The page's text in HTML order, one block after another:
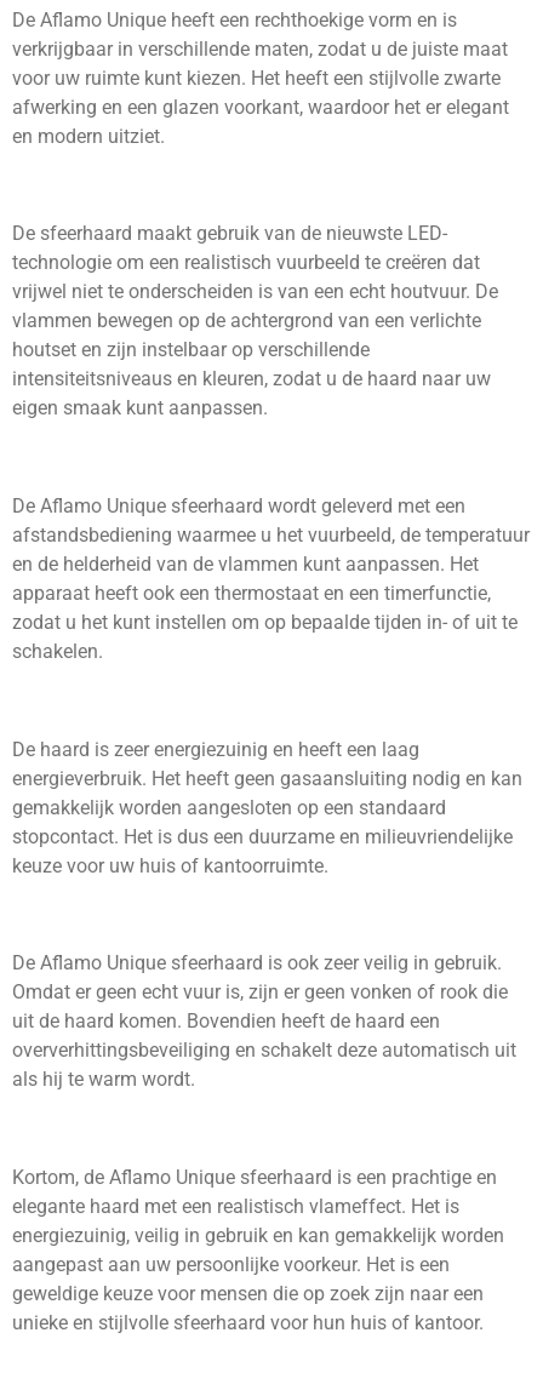
De Aflamo Unique heeft een rechthoekige vorm en is
verkrijgbaar in verschillende maten, zodat u de juiste maat
voor uw ruimte kunt kiezen. Het heeft een stijlvolle zwarte
afwerking en een glazen voorkant, waardoor het er elegant
en modern uitziet.
De sfeerhaard maakt gebruik van de nieuwste LED-
technologie om een realistisch vuurbeeld te creëren dat
vrijwel niet te onderscheiden is van een echt houtvuur. De
vlammen bewegen op de achtergrond van een verlichte
houtset en zijn instelbaar op verschillende
intensiteitsniveaus en kleuren, zodat u de haard naar uw
eigen smaak kunt aanpassen.
De Aflamo Unique sfeerhaard wordt geleverd met een
afstandsbediening waarmee u het vuurbeeld, de temperatuur
en de helderheid van de vlammen kunt aanpassen. Het
apparaat heeft ook een thermostaat en een timerfunctie,
zodat u het kunt instellen om op bepaalde tijden in- of uit te
schakelen.
De haard is zeer energiezuinig en heeft een laag
energieverbruik. Het heeft geen gasaansluiting nodig en kan
gemakkelijk worden aangesloten op een standaard
stopcontact. Het is dus een duurzame en milieuvriendelijke
keuze voor uw huis of kantoorruimte.
De Aflamo Unique sfeerhaard is ook zeer veilig in gebruik.
Omdat er geen echt vuur is, zijn er geen vonken of rook die
uit de haard komen. Bovendien heeft de haard een
oververhittingsbeveiliging en schakelt deze automatisch uit
als hij te warm wordt.
Kortom, de Aflamo Unique sfeerhaard is een prachtige en
elegante haard met een realistisch vlameffect. Het is
energiezuinig, veilig in gebruik en kan gemakkelijk worden
aangepast aan uw persoonlijke voorkeur. Het is een
geweldige keuze voor mensen die op zoek zijn naar een
unieke en stijlvolle sfeerhaard voor hun huis of kantoor.